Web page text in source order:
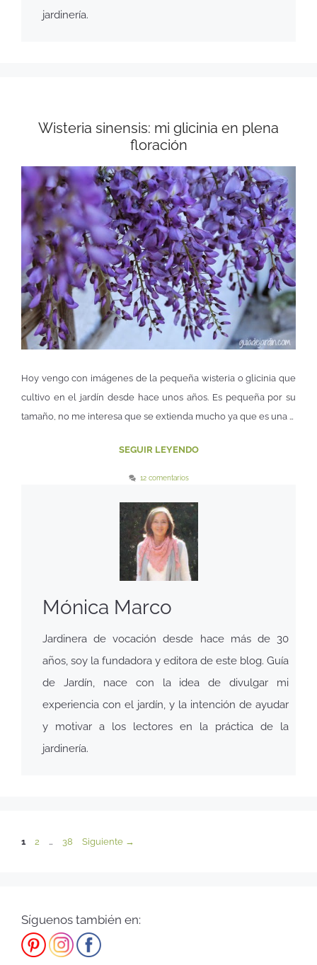
jardinería.
Wisteria sinensis: mi glicinia en plena
floración
Hoy vengo con imágenes de la pequeña wisteria o glicinia que
cultivo en el jardín desde hace unos años. Es pequeña por su
tamaño, no me interesa que se extienda mucho ya que es una …
SEGUIR LEYENDO
12 comentarios
Mónica Marco
Jardinera de vocación desde hace más de 30
años, soy la fundadora y editora de este blog. Guía
de Jardín, nace con la idea de divulgar mi
experiencia con el jardín, y la intención de ayudar
y motivar a los lectores en la práctica de la
jardinería.
1 2 … 38 Siguiente →
Síguenos también en: